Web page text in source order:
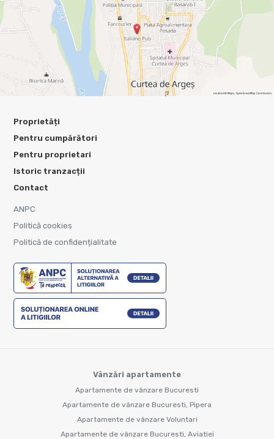
Proprietăți
Pentru cumpărători
Pentru proprietari
Istoric tranzacții
Contact
ANPC
Politică cookies
Politică de confidențialitate
Vânzări apartamente
Apartamente de vânzare Bucuresti
Apartamente de vânzare Bucuresti, Pipera
Apartamente de vânzare Voluntari
Apartamente de vânzare Bucuresti, Aviatiei